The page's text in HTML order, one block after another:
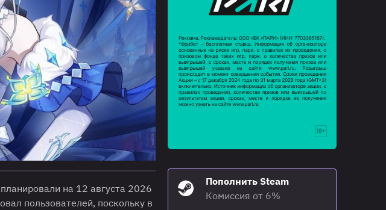
на 12 августа 2026
пользователей, поскольку в
Пополнить Steam
Комиссия от 6%